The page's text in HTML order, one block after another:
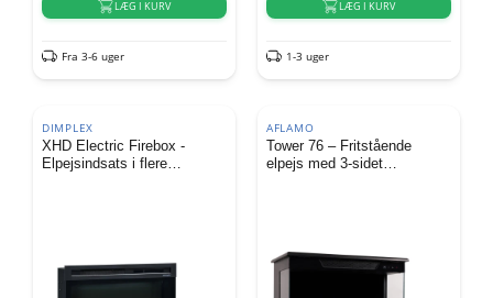
LÆG I KURV
Fra 3-6 uger
LÆG I KURV
1-3 uger
DIMPLEX
XHD Electric Firebox -
Elpejsindsats i flere
AFLAMO
Tower 76 – Fritstående
elpejs med 3-sidet